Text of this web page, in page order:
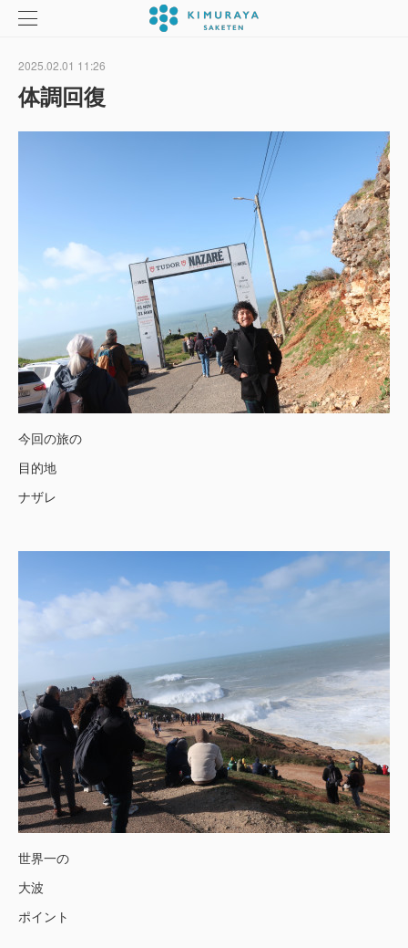
2025.02.01 11:26
体調回復
今回の旅の
目的地
ナザレ
世界一の
大波
ポイント